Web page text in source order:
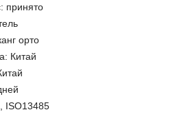
принято
орто
Китай
ISO13485